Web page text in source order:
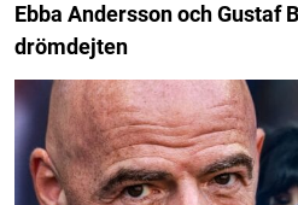
Ebba Andersson och Gustaf
drömdejten